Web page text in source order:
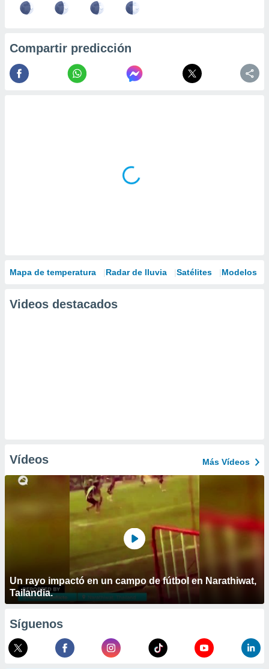
Compartir predicción
Mapa de temperatura Radar de lluvia Satélites Modelos
Videos destacados
Vídeos Más Vídeos
Un rayo impactó en un campo de fútbol en Narathiwat,
Tailandia.
Síguenos